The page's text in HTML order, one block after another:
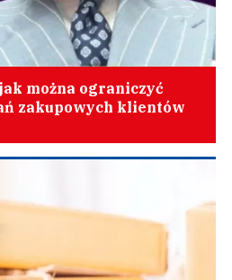
można ograniczyć
zakupowych klientów